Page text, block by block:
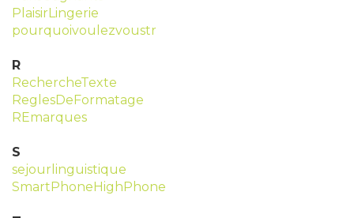
PlaisirLingerie
pourquoivoulezvoustr
R
RechercheTexte
ReglesDeFormatage
REmarques
S
sejourlinguistique
SmartPhoneHighPhone